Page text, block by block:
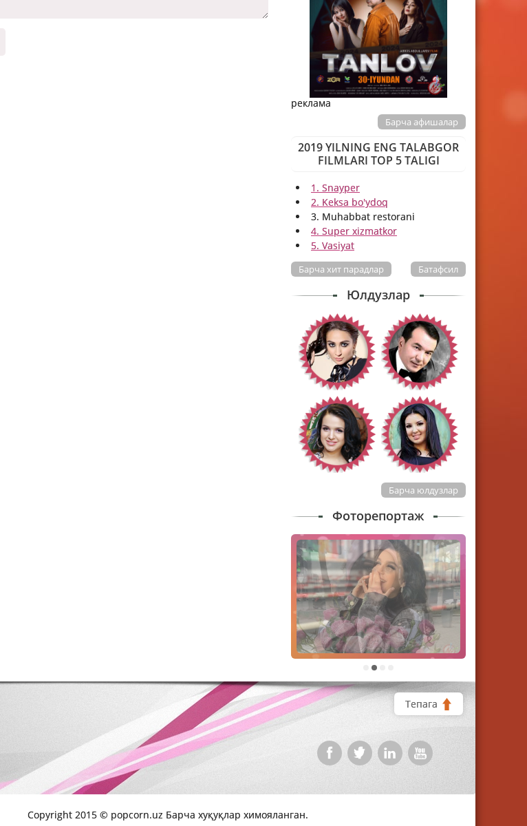
реклама
Барча афишалар
2019 YILNING ENG TALABGOR
FILMLARI TOP 5 TALIGI
1. Snayper
2. Keksa bo'ydoq
3. Muhabbat restorani
4. Super xizmatkor
5. Vasiyat
Батафсил
Барча хит парадлар
Юлдузлар
Барча юлдузлар
Фоторепортаж
2
Тепага
Copyright 2015 © popcorn.uz Барча хуқуқлар химояланган.